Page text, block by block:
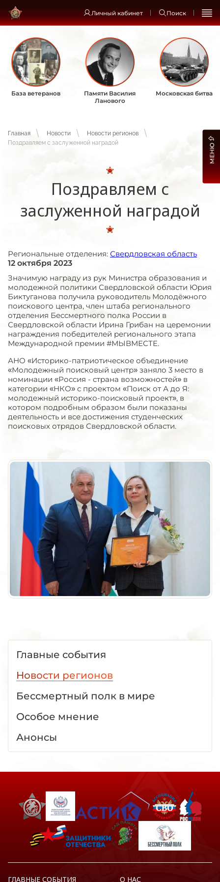
Личный кабинет Поиск
База ветеранов
Памяти Василия
Ланового
Московская битва
Главная Новости
Новости регионов
Поздравляем с заслуженной наградой
Поздравляем с
заслуженной наградой
Региональные отделения: Свердловская область
12 октября 2023
Значимую награду из рук Министра образования и
молодежной политики Свердловской области Юрия
Биктуганова получила руководитель Молодёжного
поискового центра, член штаба регионального
отделения Бессмертного полка России в
Свердловской области Ирина Грибан на церемонии
награждения победителей регионального этапа
Международной премии #МЫВМЕСТЕ.
АНО «Историко-патриотическое объединение
«Молодежный поисковый центр» заняло 3 место в
номинации «Россия - страна возможностей» в
категории «НКО» с проектом «Поиск от А до Я:
молодежный историко-поисковый проект», в
котором подробным образом были показаны
деятельность и все достижения студенческих
поисковых отрядов Свердловской области.
Главные события
Новости регионов
Бессмертный полк в мире
Особое мнение
Анонсы
МЕНЮ
ГЛАВНЫЕ СОБЫТИЯ О НАС